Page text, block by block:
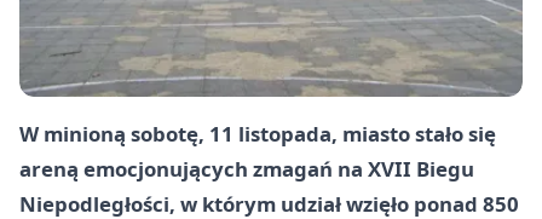
W minioną sobotę, 11 listopada, miasto stało się
areną emocjonujących zmagań na XVII Biegu
Niepodległości, w którym udział wzięło ponad 850